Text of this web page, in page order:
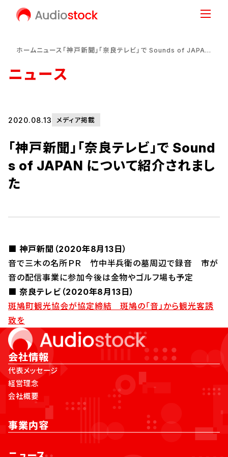
ホームニュース 「神戸新聞」「奈良テレビ」で Sounds of JAPAN について紹介されました
ニュース
2020.08.13 メディア掲載
「神戸新聞」「奈良テレビ」で Sound
s of JAPAN について紹介されまし
た
■ 神戸新聞（2020年8月13日）
音で三木の名所ＰＲ 竹中半兵衛の墓周辺で録音 市が
音の配信事業に参加今後は金物やゴルフ場も予定
■ 奈良テレビ（2020年8月13日）
斑鳩町観光協会が協定締結 斑鳩の「音」から観光客誘
致を
会社情報
代表メッセージ
経営理念
会社概要
事業内容